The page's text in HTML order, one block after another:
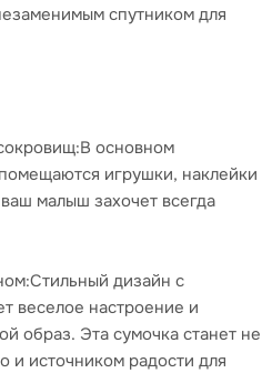
спутником для
основном
игрушки, наклейки
малыш захочет всегда
дизайн с
веселое настроение и
образ. Эта сумочка станет не
и источником радости для